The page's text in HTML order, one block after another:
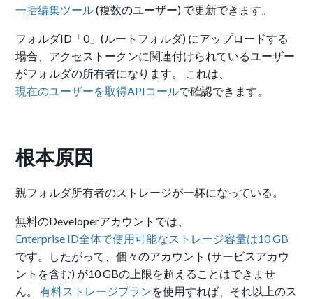
一括編集ツール(複数のユーザー) で更新できます。
フォルダID「0」(ルートフォルダ) にアップロードする
場合、アクセストークンに関連付けられているユーザー
がフォルダの所有者になります。 これは、
現在のユーザーを取得APIコールで確認できます。
根本原因
親フォルダ所有者のストレージが一杯になっている。
無料のDeveloperアカウントでは、
Enterprise ID全体で使用可能なストレージ容量は10 GB
です。したがって、個々のアカウント (サービスアカウ
ントを含む) が10 GBの上限を超えることはできませ
ん。有料ストレージプランを使用すれば、それ以上のス